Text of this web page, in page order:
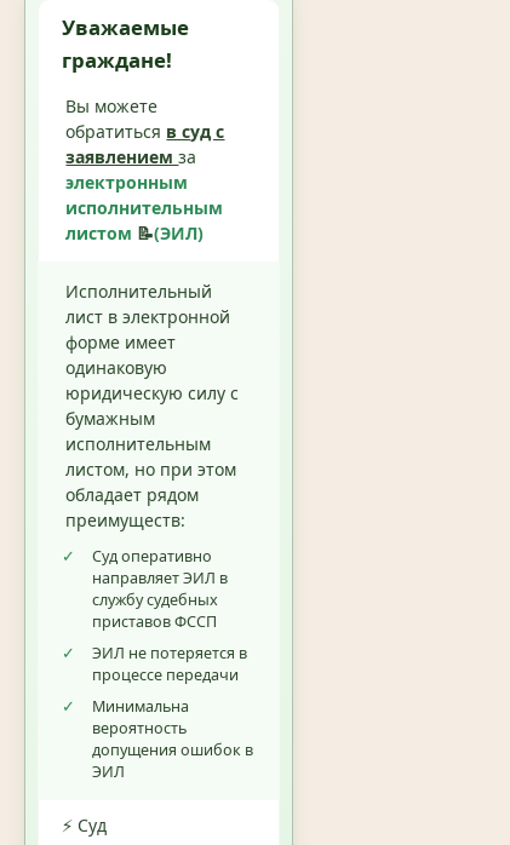
Уважаемые
граждане!
Вы можете
обратиться в суд с
заявлениемза
электронным
исполнительным
листом 📝(ЭИЛ)
Исполнительный
лист в электронной
форме имеет
одинаковую
юридическую силу с
бумажным
исполнительным
листом, но при этом
обладает рядом
преимуществ:
✓
Суд оперативно
направляет ЭИЛ в
службу судебных
приставов ФССП
✓
ЭИЛ не потеряется в
процессе передачи
✓
Минимальна
вероятность
допущения ошибок в
ЭИЛ
⚡ Суд